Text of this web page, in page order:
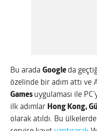
Bu aradaGoogle da
özelinde bir adım attı ve
Games uygulaması ile
ilk adımlar Hong Kong,
olarak atıldı. Bu